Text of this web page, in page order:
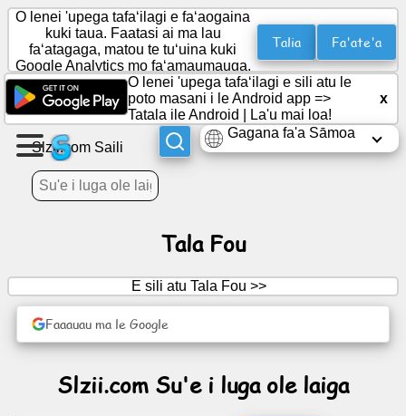
Fausia
se
itulau
Fausia
vaega
Fuafuaga
O lenei 'upega tafaʻilagi e faʻaogaina
kuki taua. Faatasi ai ma lau
faʻatagaga, matou te tuʻuina kuki
Google Analytics mo faʻamaumauga.
Talia Fa'ate'a
O lenei 'upega tafaʻilagi e sili atu le
poto masani i le Android app =>
Tatala ile Android
La'u mai loa!
x
Gagana fa'a Sāmoa
Slzii.com Saili
Tala Fou
E sili atu Tala Fou >>
Faaauau ma le Google
Slzii.com Su'e i luga ole laiga